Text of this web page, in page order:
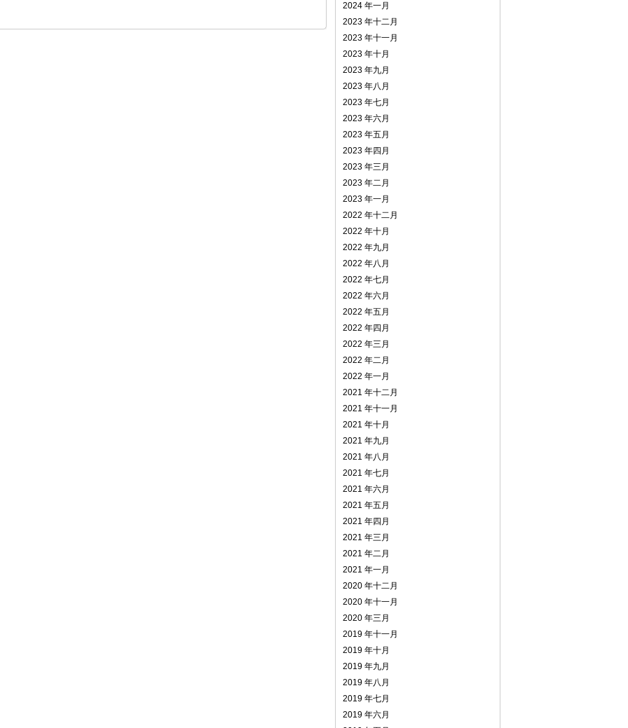
2024 年一月
2023 年十二月
2023 年十一月
2023 年十月
2023 年九月
2023 年八月
2023 年七月
2023 年六月
2023 年五月
2023 年四月
2023 年三月
2023 年二月
2023 年一月
2022 年十二月
2022 年十月
2022 年九月
2022 年八月
2022 年七月
2022 年六月
2022 年五月
2022 年四月
2022 年三月
2022 年二月
2022 年一月
2021 年十二月
2021 年十一月
2021 年十月
2021 年九月
2021 年八月
2021 年七月
2021 年六月
2021 年五月
2021 年四月
2021 年三月
2021 年二月
2021 年一月
2020 年十二月
2020 年十一月
2020 年三月
2019 年十一月
2019 年十月
2019 年九月
2019 年八月
2019 年七月
2019 年六月